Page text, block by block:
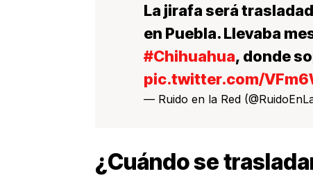
La jirafa será
en Puebla. Llevaba
#Chihuahua, donde
pic.twitter.com/
— Ruido en la Red
¿Cuándo se